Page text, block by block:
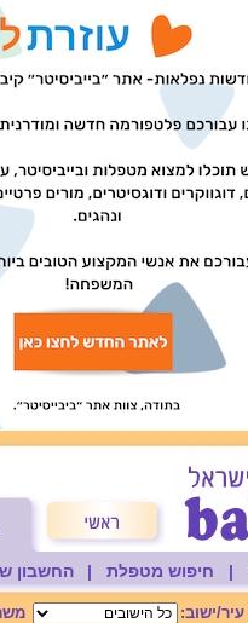
| חיפוש מטפלת | החשבון
עיר/ישוב: